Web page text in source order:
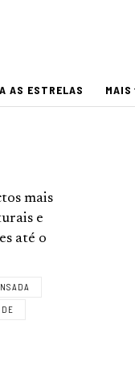
AS ESTRELAS MAIS
mais
e
até o